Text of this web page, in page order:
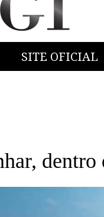
SITE OFICIAL
dentro